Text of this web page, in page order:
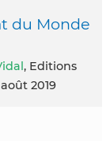
du Monde
, Editions
2019